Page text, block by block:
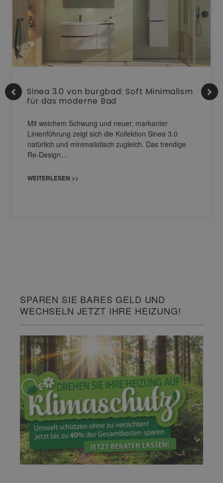
Sinea 3.0 von burgbad: Soft Minimalism
für das moderne Bad
Mit weichem Schwung und neuer, markanter
Linienführung zeigt sich die Kollektion Sinea 3.0
natürlich und minimalistisch zugleich. Das trendige
Re-Design…
WEITERLESEN >>
SPAREN SIE BARES GELD UND
WECHSELN JETZT IHRE HEIZUNG!